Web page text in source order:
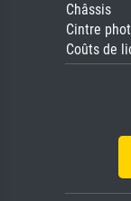
Châssis
Cintre
Coûts de